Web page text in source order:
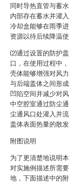
同时导热直管与蓄
内部存在蓄水并灌
冷却盒能够在雨季
资源以待后续降温使
⑵通过设置的防护
口，在使用过程中
壳体能够增强对风
与后端盖体之间形
凹陷空间并减少对
中空腔室通过防尘
尘通风口处灌入并
盖体表面热量的散发
附图说明
为了更清楚地说明
对实施例描述所需
地，下面描述中的